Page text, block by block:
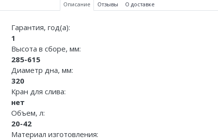
Описание Отзывы О доставке
Гарантия, год(а):
1
Высота в сборе, мм:
285-615
Диаметр дна, мм:
320
Кран для слива:
нет
Объем, л:
20-42
Материал изготовления: